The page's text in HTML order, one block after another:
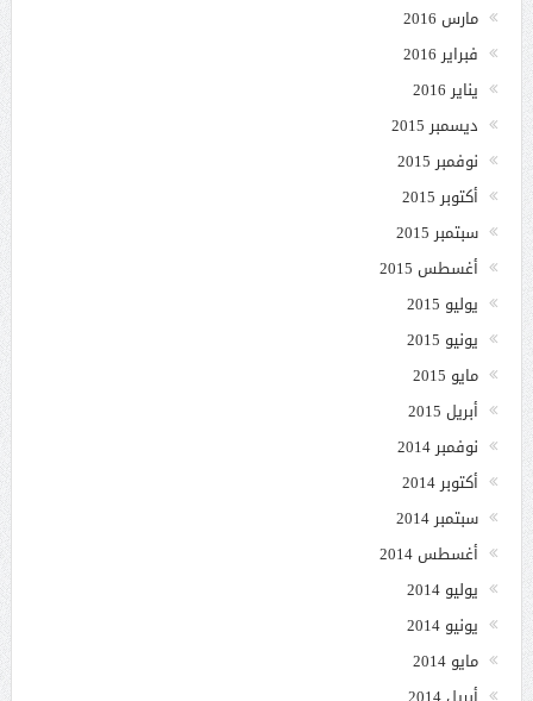
مارس 2016
فبراير 2016
يناير 2016
ديسمبر 2015
نوفمبر 2015
أكتوبر 2015
سبتمبر 2015
أغسطس 2015
يوليو 2015
يونيو 2015
مايو 2015
أبريل 2015
نوفمبر 2014
أكتوبر 2014
سبتمبر 2014
أغسطس 2014
يوليو 2014
يونيو 2014
مايو 2014